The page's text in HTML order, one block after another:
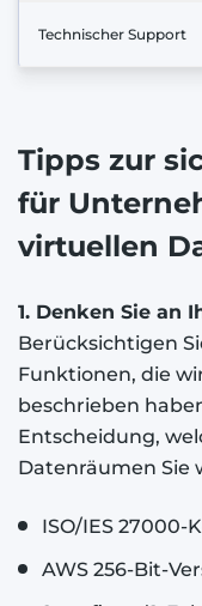
Technischer Support
Tipps zur
für
virtuellen
1. Denken Sie an
Berücksichtigen
Funktionen, die
beschrieben
Entscheidung,
Datenräumen Sie
ISO/IES 27000-
AWS 256-Bit-